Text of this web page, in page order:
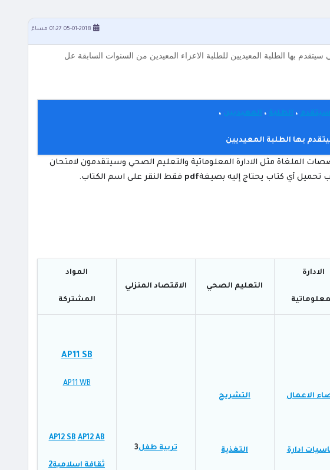
05-01-2018 01:27 مساءً
سيتقدم بها الطلبة المعيديين للطلبة الاعزاء المعيدين من السنوات السابقة عل
سيتقدم ، الطلبة، المعيديين ،
بها الطلبة المعيديين
الملغاة مثل الادارة المعلوماتية والتعليم الصحي وسيتقدمون لامتحان
pdf فقط النقر على اسم الكتاب.
الادارة
التعليم الصحي الاقتصاد المنزلي
المواد
المشتركة
الاعمال
ادارة
التشريح
التغذية تربية طفل3
AP11 SB
AP11 WB
AP12 SB AP12 AB
ثقافة اسلامية2